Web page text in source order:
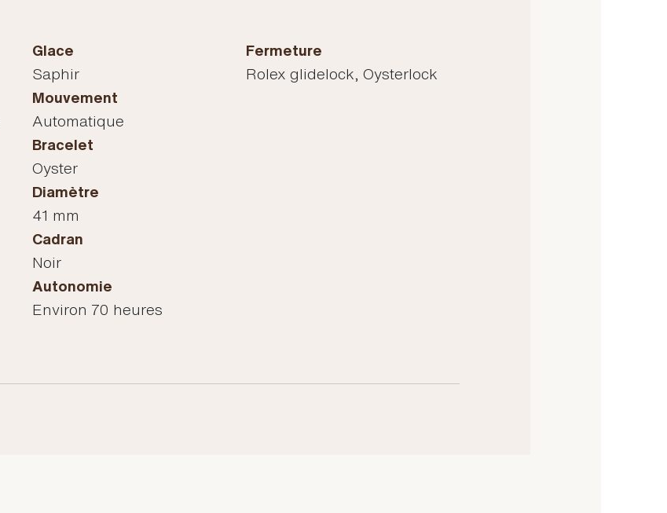
Diamètre
41 mm
Glace
Saphir
Cadran
Noir
Mouvement
Automatique
Autonomie
Environ 70 heures
Bracelet
Oyster
Fermeture
Rolex glidelock, Oysterlock